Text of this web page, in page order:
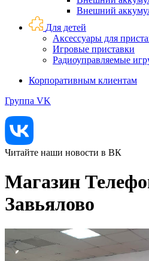
Внешний
Для детей
Аксессуары для
Игровые приставки
Радиоуправляемые
Корпоративным клиентам
Группа VK
Читайте наши новости в ВК
Магазин
Завьялово